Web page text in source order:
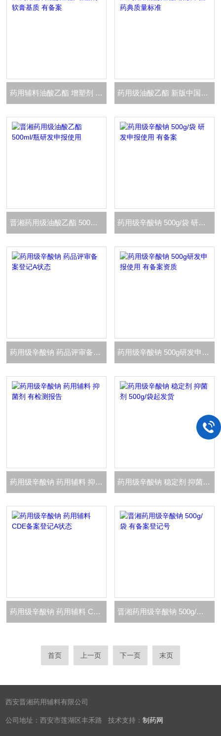
药用辅料油酸乙酯 增塑剂 软膏基质 有备案 药用级油酸乙酯 新版中国药典质量标准
晋湘药用级油酸乙酯 500ml/瓶研发申报使用 药用级辛酸钠 500g/袋 研发申报使用 有备案
药用级辛酸钠 药品评审备案登记A状态 药用级辛酸钠 500g研发申报使用 有备案资质
药用级辛酸钠 药用辅料 抑菌剂 有检测报告 药用级辛酸钠 稳定剂 抑菌剂 500g/袋起发货
药用级辛酸钠 药用辅料 CDE备案登记A状态 晋湘药用级辛酸钠 500g/袋 有备案登记号
首页 上一页 下一页 末页
西安晋湘药用辅料有限公司
公司地址：西安市莲湖区丰禾路 技术支持：制药网